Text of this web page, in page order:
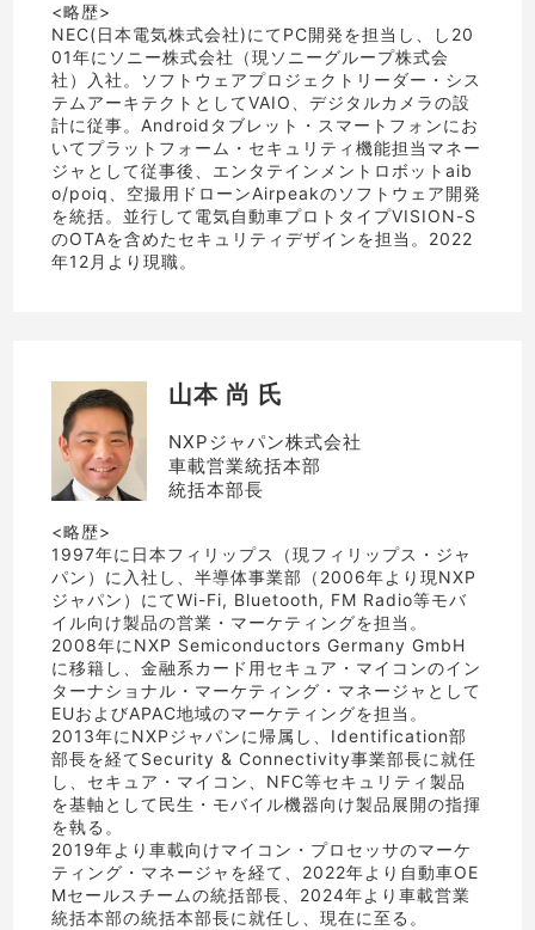
<略歴>
NEC(日本電気株式会社)にてPC開発を担当し、し20
01年にソニー株式会社（現ソニーグループ株式会
社）入社。ソフトウェアプロジェクトリーダー・シス
テムアーキテクトとしてVAIO、デジタルカメラの設
計に従事。Androidタブレット・スマートフォンにお
いてプラットフォーム・セキュリティ機能担当マネー
ジャとして従事後、エンタテインメントロボットaib
o/poiq、空撮用ドローンAirpeakのソフトウェア開発
を統括。並行して電気自動車プロトタイプVISION-S
のOTAを含めたセキュリティデザインを担当。2022
年12月より現職。
山本 尚 氏
NXPジャパン株式会社
車載営業統括本部
統括本部長
<略歴>
1997年に日本フィリップス（現フィリップス・ジャ
パン）に入社し、半導体事業部（2006年より現NXP
ジャパン）にてWi-Fi, Bluetooth, FM Radio等モバ
イル向け製品の営業・マーケティングを担当。
2008年にNXP Semiconductors Germany GmbH
に移籍し、金融系カード用セキュア・マイコンのイン
ターナショナル・マーケティング・マネージャとして
EUおよびAPAC地域のマーケティングを担当。
2013年にNXPジャパンに帰属し、Identification部
部長を経てSecurity & Connectivity事業部長に就任
し、セキュア・マイコン、NFC等セキュリティ製品
を基軸として民生・モバイル機器向け製品展開の指揮
を執る。
2019年より車載向けマイコン・プロセッサのマーケ
ティング・マネージャを経て、2022年より自動車OE
Mセールスチームの統括部長、2024年より車載営業
統括本部の統括本部長に就任し、現在に至る。